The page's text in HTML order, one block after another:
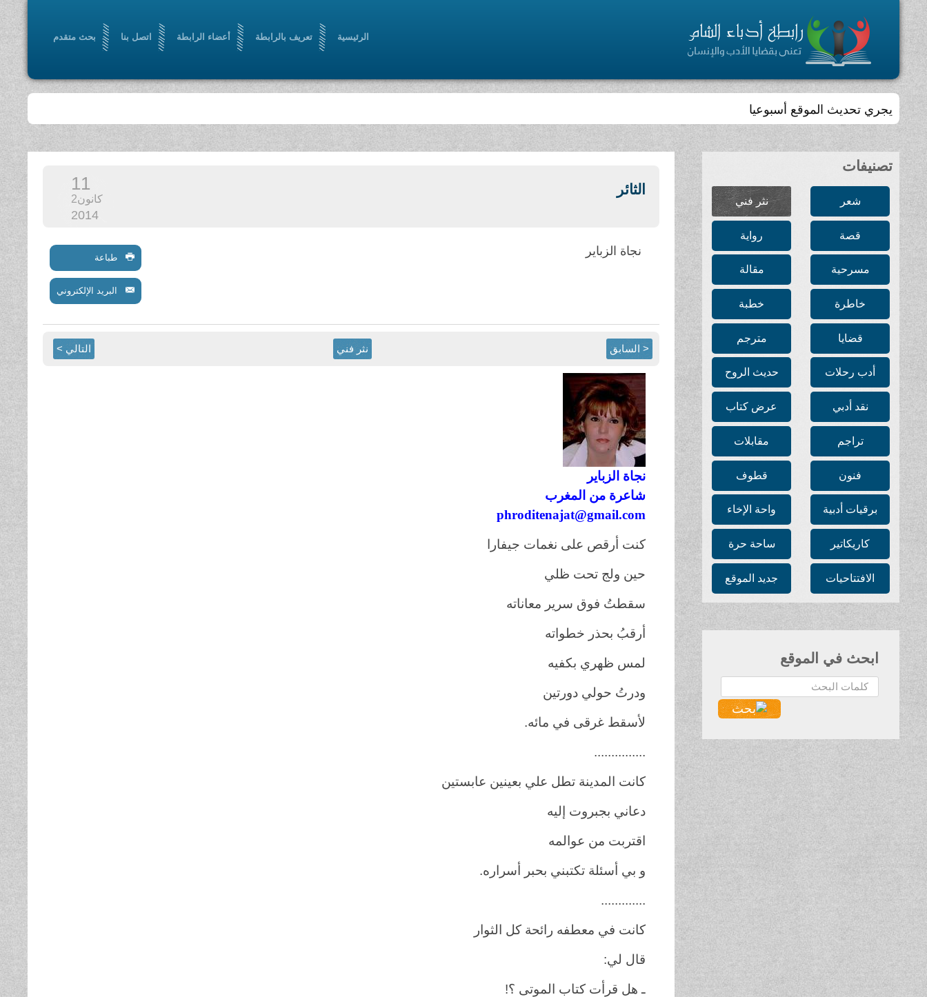
الرئيسية تعريف بالرابطة أعضاء الرابطة اتصل بنا بحث متقدم
يجري تحديث الموقع أسبوعيا
تصنيفات
شعر نثر فني
قصة رواية
مسرحية مقالة
خاطرة خطبة
قضايا مترجم
أدب رحلات حديث الروح
نقد أدبي عرض كتاب
تراجم مقابلات
فنون قطوف
برقيات أدبية واحة الإخاء
كاريكاتير ساحة حرة
الافتتاحيات جديد الموقع
ابحث في الموقع
البحث...
الثائر 11
كانون2
2014
نجاة الزباير طباعة
البريد الإلكتروني
< السابق نثر فني التالي >
نجاة الزباير
شاعرة من المغرب
phroditenajat@gmail.com
كنت أرقص على نغمات جيفارا
حين ولج تحت ظلي
سقطتُ فوق سرير معاناته
أرقبُ بحذر خطواته
لمس ظهري بكفيه
ودرتُ حولي دورتين
لأسقط غرقى في مائه.
...............
كانت المدينة تطل علي بعينين عابستين
دعاني بجبروت إليه
اقتربت من عوالمه
و بي أسئلة تكتبني بحبر أسراره.
.............
كانت في معطفه رائحة كل الثوار
قال لي:
ـ هل قرأت كتاب الموتى ؟!